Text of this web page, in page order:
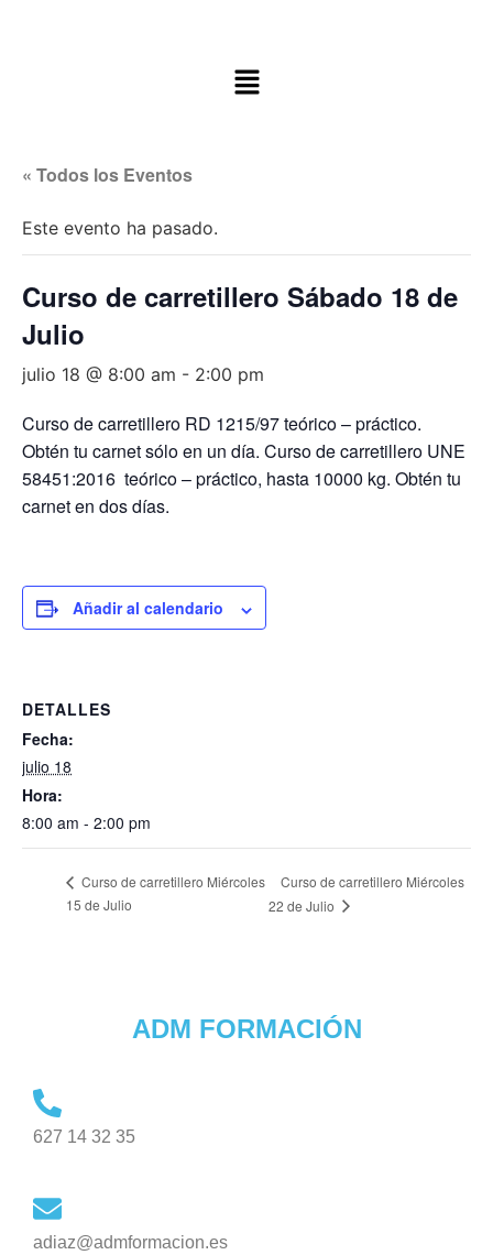
« Todos los Eventos
Este evento ha pasado.
Curso de carretillero Sábado 18 de
Julio
julio 18 @ 8:00 am - 2:00 pm
Curso de carretillero RD 1215/97 teórico – práctico.
Obtén tu carnet sólo en un día. Curso de carretillero UNE
58451:2016 teórico – práctico, hasta 10000 kg. Obtén tu
carnet en dos días.
Añadir al calendario
DETALLES
Fecha:
julio 18
Hora:
8:00 am - 2:00 pm
Curso de carretillero Miércoles
15 de Julio
Curso de carretillero Miércoles
22 de Julio
ADM FORMACIÓN
627 14 32 35
adiaz@admformacion.es